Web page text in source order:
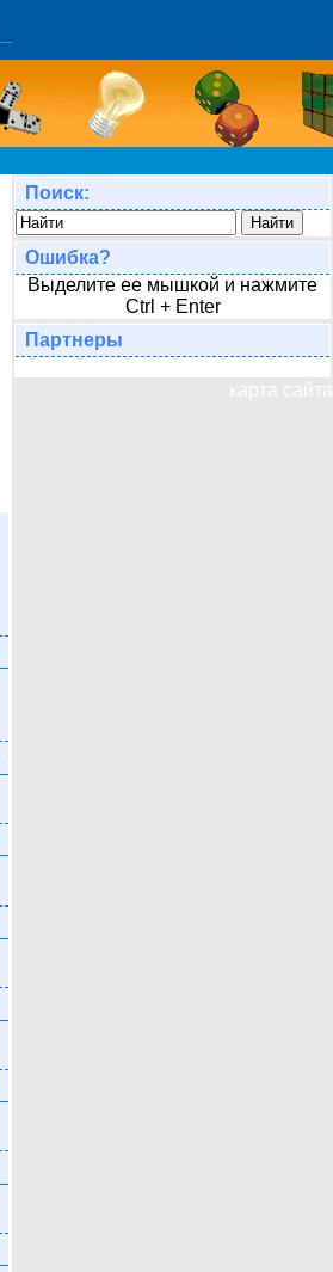
Поиск:
Ошибка?
Выделите ее мышкой и нажмите
Ctrl + Enter
Партнеры